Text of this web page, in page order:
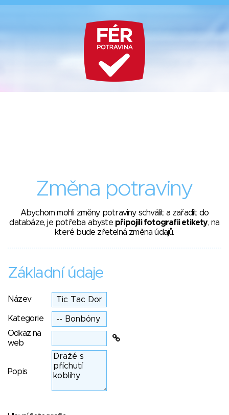
Změna potraviny
Abychom mohli změny potraviny schválit a zařadit do
databáze, je potřeba abyste připojili fotografii etikety, na
které bude zřetelná změna údajů.
Základní údaje
Název
Kategorie
Odkaz na
web
Popis